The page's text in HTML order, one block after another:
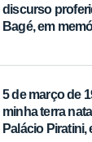
discurso
Bagé, em
5 de março de
minha terra
Palácio Piratini,